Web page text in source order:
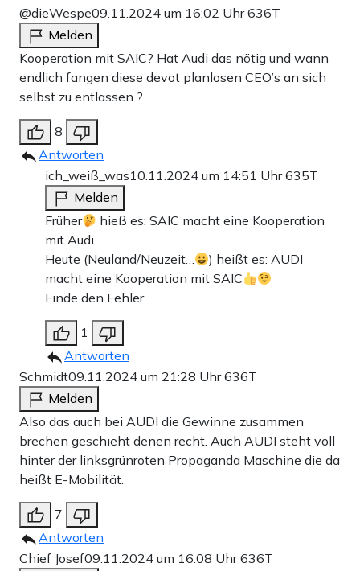
@dieWespe09.11.2024 um 16:02 Uhr636T
Melden
Kooperation mit SAIC? Hat Audi das nötig und wann
endlich fangen diese devot planlosen CEO’s an sich
selbst zu entlassen ?
8
Antworten
ich_weiß_was10.11.2024 um 14:51 Uhr635T
Melden
Früher
hieß es: SAIC macht eine Kooperation
mit Audi.
Heute (Neuland/Neuzeit…
) heißt es: AUDI
macht eine Kooperation mit SAIC
Finde den Fehler.
1
Antworten
Schmidt09.11.2024 um 21:28 Uhr636T
Melden
Also das auch bei AUDI die Gewinne zusammen
brechen geschieht denen recht. Auch AUDI steht voll
hinter der linksgrünroten Propaganda Maschine die da
heißt E-Mobilität.
7
Antworten
Chief Josef09.11.2024 um 16:08 Uhr636T